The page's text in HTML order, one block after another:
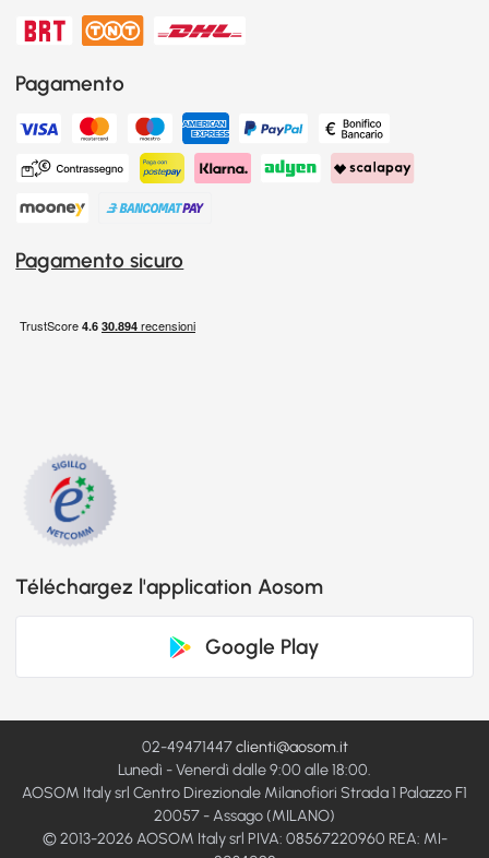
Pagamento
Pagamento sicuro
Téléchargez l'application Aosom
Google Play
02-49471447clienti@aosom.it
Lunedì - Venerdì dalle 9:00 alle 18:00.
AOSOM Italy srl Centro Direzionale Milanofiori Strada 1 Palazzo F1
20057 - Assago (MILANO)
© 2013-2026 AOSOM Italy srl PIVA: 08567220960 REA: MI-